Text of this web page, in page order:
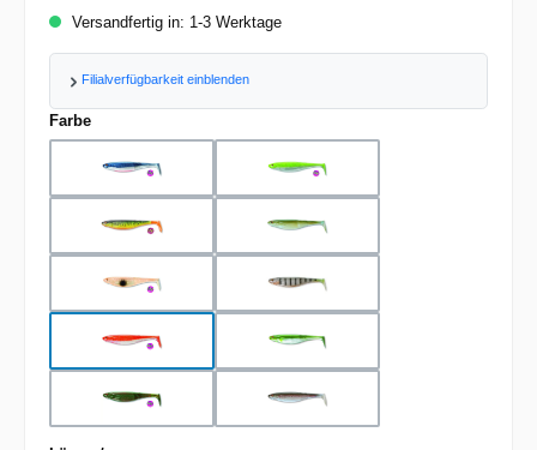
Versandfertig in: 1-3 Werktage
Filialverfügbarkeit einblenden
Farbeauswählen
blue metallic pearl chartreuse pearl
firetiger ghost ayu
ghost orange ghost perch
holo orange metallic ayu
motor oil rainbow trout